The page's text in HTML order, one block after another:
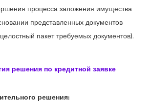
процесса заложения имущества
представленных документов
пакет требуемых документов).
решения по кредитной заявке
решения: